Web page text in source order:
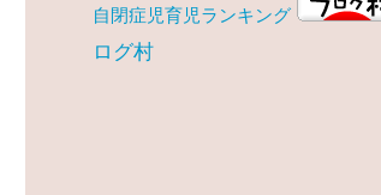
自閉症児育児ランキング
ログ村